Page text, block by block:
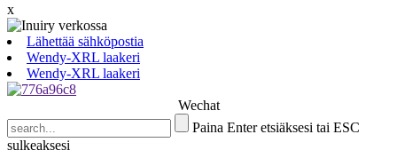
x
Lähettää sähköpostia
Wendy-XRL laakeri
Wendy-XRL laakeri
Wechat
Paina Enter etsiäksesi tai ESC
sulkeaksesi